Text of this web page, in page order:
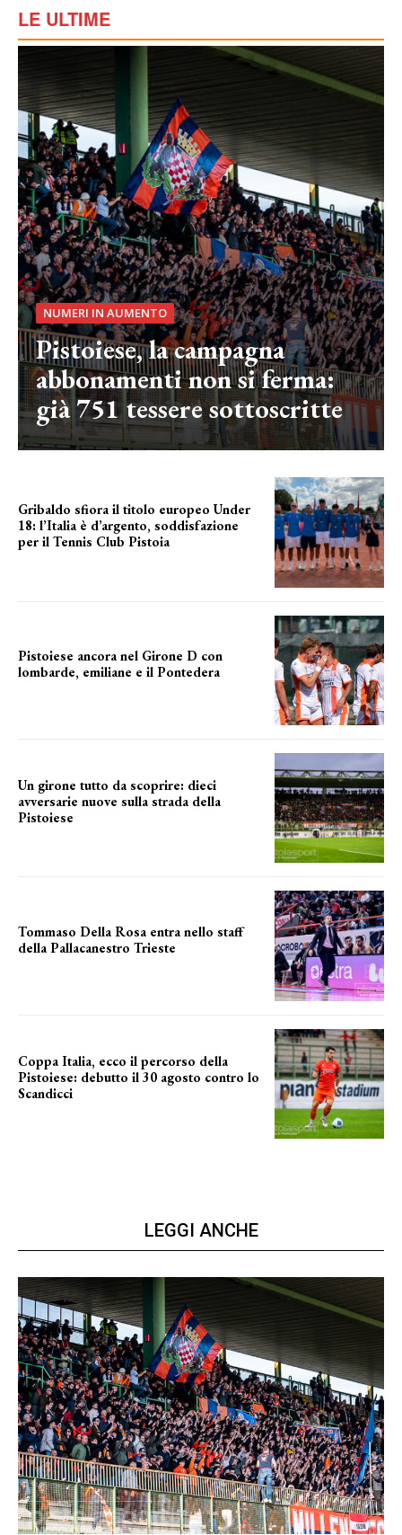
LE ULTIME
NUMERI IN AUMENTO
Pistoiese, la campagna
abbonamenti non si ferma:
già 751 tessere sottoscritte
Gribaldo sfiora il titolo europeo Under
18: l’Italia è d’argento, soddisfazione
per il Tennis Club Pistoia
Pistoiese ancora nel Girone D con
lombarde, emiliane e il Pontedera
Un girone tutto da scoprire: dieci
avversarie nuove sulla strada della
Pistoiese
Tommaso Della Rosa entra nello staff
della Pallacanestro Trieste
Coppa Italia, ecco il percorso della
Pistoiese: debutto il 30 agosto contro lo
Scandicci
LEGGI ANCHE